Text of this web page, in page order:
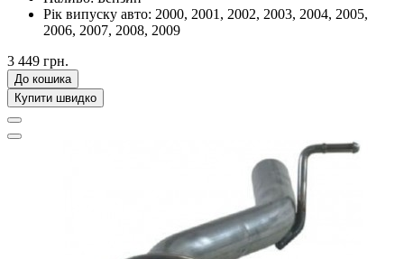
Рік випуску авто: 2000, 2001, 2002, 2003, 2004, 2005,
2006, 2007, 2008, 2009
3 449 грн.
До кошика
Купити швидко